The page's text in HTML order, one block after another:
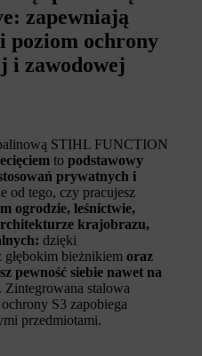
zapewniają
poziom ochrony
i zawodowej
STIHL FUNCTION
to podstawowy
prywatnych i
od tego, czy pracujesz
ogrodzie, leśnictwie,
krajobrazu,
dzięki
bieżnikiem oraz
pewność siebie nawet na
. Zintegrowana stalowa
S3 zapobiega
przedmiotami.